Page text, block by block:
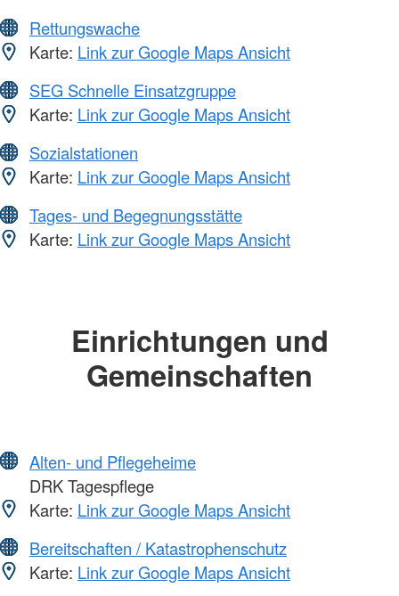
Rettungswache
Karte: Link zur Google Maps Ansicht
SEG Schnelle Einsatzgruppe
Karte: Link zur Google Maps Ansicht
Sozialstationen
Karte: Link zur Google Maps Ansicht
Tages- und Begegnungsstätte
Karte: Link zur Google Maps Ansicht
Einrichtungen und
Gemeinschaften
Alten- und Pflegeheime
DRK Tagespflege
Karte: Link zur Google Maps Ansicht
Bereitschaften / Katastrophenschutz
Karte: Link zur Google Maps Ansicht